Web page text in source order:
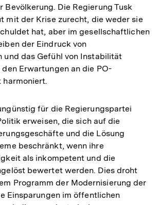
Bevölkerung. Die Regierung Tusk
mit der Krise zurecht, die weder sie
hat, aber im gesellschaftlichen
der Eindruck von
und das Gefühl von Instabilität
Erwartungen an die PO-
harmoniert.
für die Regierungspartei
erweisen, die sich auf die
und die Lösung
beschränkt, wenn ihre
als inkompetent und die
bewertet werden. Dies droht
Programm der Modernisierung der
Einsparungen im öffentlichen